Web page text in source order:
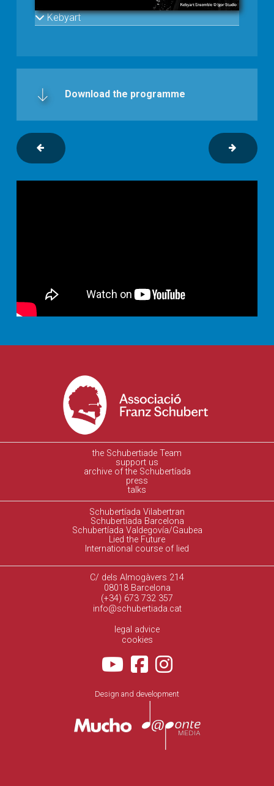
Kebyart
Download the programme
the Schubertiade Team
support us
archive of the Schubertíada
press
talks
Schubertíada Vilabertran
Schubertíada Barcelona
Schubertíada Valdegovía/Gaubea
Lied the Future
International course of lied
C/ dels Almogàvers 214
08018 Barcelona
(+34) 673 732 357
info@schubertiada.cat
legal advice
cookies
Design and development